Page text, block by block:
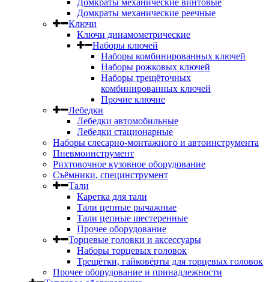
Домкраты механические винтовые
Домкраты механические реечные
Ключи
Ключи динамометрические
Наборы ключей
Наборы комбинированных ключей
Наборы рожковых ключей
Наборы трещёточных
комбинированных ключей
Прочие ключие
Лебедки
Лебедки автомобильные
Лебедки стационарные
Наборы слесарно-монтажного и автоинструмента
Пневмоинструмент
Рихтовочное кузовное оборудование
Съёмники, специнструмент
Тали
Каретка для тали
Тали цепные рычажные
Тали цепные шестеренные
Прочее оборудование
Торцевые головки и аксессуары
Наборы торцевых головок
Трещётки, гайковёрты для торцевых головок
Прочее оборудование и принадлежности